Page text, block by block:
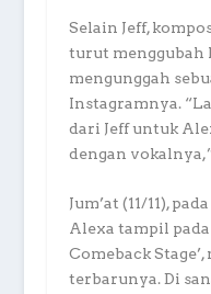
Selain Jeff,
turut menggubah
mengunggah
Instagramnya.
dari Jeff untuk
dengan
Jum’at (11/11),
Alexa tampil pada
Comeback
terbarunya. Di